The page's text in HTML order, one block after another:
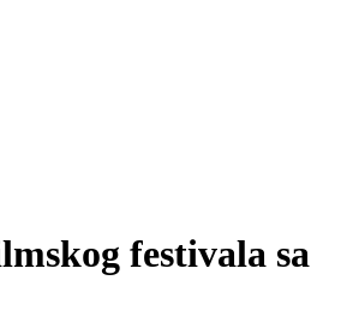
festivala sa